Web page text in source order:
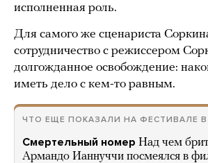
исполненная роль.
Для самого же сценариста
сотрудничество с режиссером
долгожданное освобождение:
иметь дело с кем-то равным.
ЧТО ЕЩЕ ПОКАЗАЛИ НА ФЕСТИВАЛЕ
Смертельный номер Над чем
Армандо Ианнуччи посмеялся в